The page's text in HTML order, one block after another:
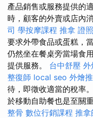
產品銷售或服務提供的
時，顧客的外賣或店內
司 學按摩課程 推拿 證照
要求外帶食品或蛋糕，
仍然坐在餐桌旁當場食
提供服務。 台中舒壓 外
整復師 local seo 外燴
待，即徵收適當的稅率
於移動自助餐也是至關
整骨 數位行銷課程 推拿